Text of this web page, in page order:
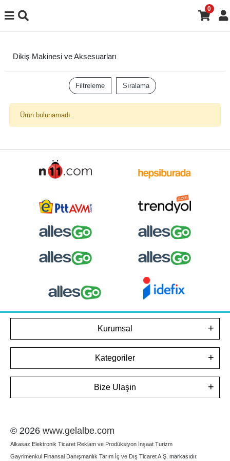
0
Dikiş Makinesi ve Aksesuarları
Filtreleme Sıralama
Ürün bulunamadı.
Kurumsal
Kategoriler
Bize Ulaşın
© 2026 www.gelalbe.com
Alkasaz Elektronik Ticaret Reklam ve Prodüksiyon İnşaat Turizm
Gayrimenkul Finansal Danışmanlık Tarım İç ve Dış Ticaret A.Ş. markasıdır.